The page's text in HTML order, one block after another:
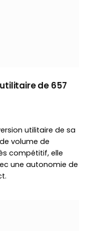
de 657
utilitaire de sa
volume de
compétitif, elle
une autonomie de